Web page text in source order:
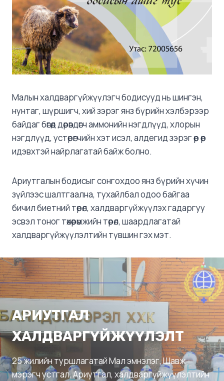
Малын халдваргүйжүүлэгч бодисууд нь шингэн,
нунтаг, шүршигч, хий зэрэг янз бүрийн хэлбэрээр
байдаг бөгөөд дөрөвдөгч аммонийн нэгдлүүд, хлорын
нэгдлүүд, устөрөгчийн хэт исэл, алдегид зэрэг өөр өөр
идэвхтэй найрлагатай байж болно.
Ариутгалын бодисыг сонгохдоо янз бүрийн хүчин
зүйлээс шалтгаална, тухайлбал одоо байгаа
бичил биетний төрөл, халдваргүйжүүлэх гадаргуу
эсвэл тоног төхөөрөмжийн төрөл, шаардлагатай
халдваргүйжүүлэлтийн түвшин гэх мэт.
АРИУТГАЛ
ХАЛДВАРГҮЙЖҮҮЛЭЛТ
25 жилийн туршлагатай Мал эмнэлэг, Шавж
мэрэгч устгал, Ариутгал, халдваргүйжүүлэлтийн